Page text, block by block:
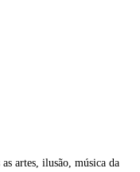
artes, ilusão, música da